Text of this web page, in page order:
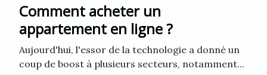
Comment acheter un
appartement en ligne ?
Aujourd'hui, l'essor de la technologie a donné un
coup de boost à plusieurs secteurs, notamment...